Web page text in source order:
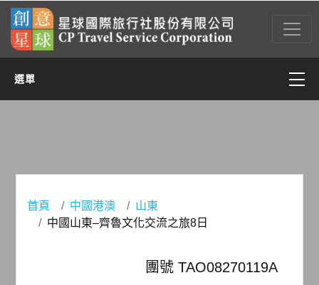
選單
首頁 中國港澳
山東
中國山東–齊魯文化交流之旅8日
團號 TAO08270119A